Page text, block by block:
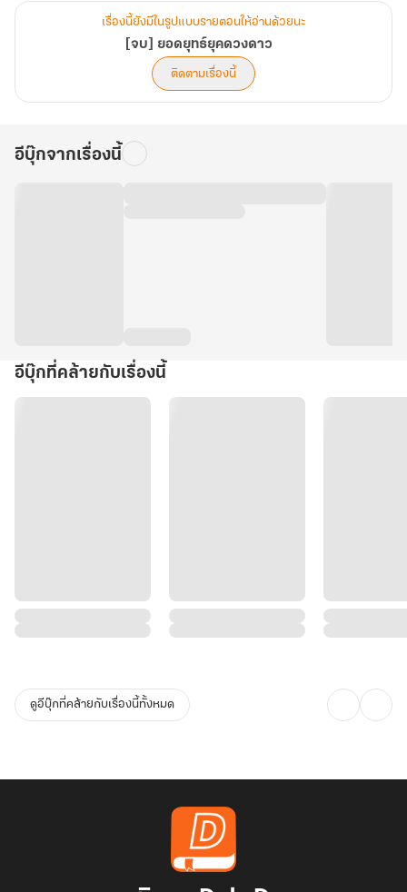
เรื่องนี้ยังมีในรูปแบบรายตอนให้อ่านด้วยนะ
[จบ] ยอดยุทธ์ยุคดวงดาว
ติดตามเรื่องนี้
อีบุ๊กจากเรื่องนี้
อีบุ๊กที่คล้ายกับเรื่องนี้
ดูอีบุ๊กที่คล้ายกับเรื่องนี้ทั้งหมด